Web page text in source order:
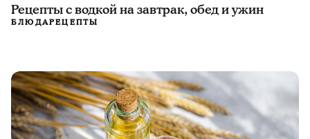
Рецепты с водкой на завтрак, обед и ужин
БЛЮДАРЕЦЕПТЫ